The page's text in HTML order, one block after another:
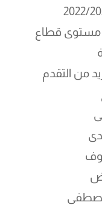
مستوى قطاع
من التقدم